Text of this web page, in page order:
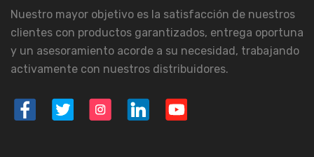
Nuestro mayor objetivo es la satisfacción de nuestros
clientes con productos garantizados, entrega oportuna
y un asesoramiento acorde a su necesidad, trabajando
activamente con nuestros distribuidores.